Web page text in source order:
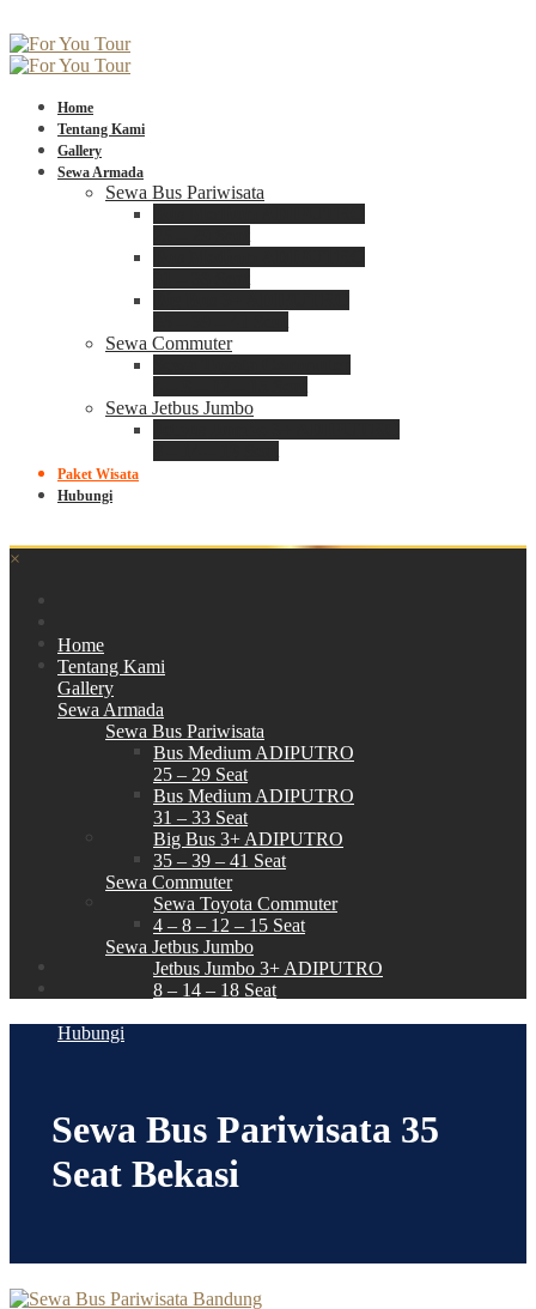
Home
Tentang Kami
Gallery
Sewa Armada
Sewa Bus Pariwisata
Sewa Commuter
Sewa Jetbus Jumbo
Paket Wisata
Hubungi
×
Home
Tentang Kami
Gallery
Sewa Armada
Sewa Bus Pariwisata
Bus Medium ADIPUTRO
25 – 29 Seat
Bus Medium ADIPUTRO
31 – 33 Seat
Big Bus 3+ ADIPUTRO
35 – 39 – 41 Seat
Sewa Commuter
Sewa Toyota Commuter
4 – 8 – 12 – 15 Seat
Sewa Jetbus Jumbo
Jetbus Jumbo 3+ ADIPUTRO
8 – 14 – 18 Seat
Hubungi
Sewa Bus Pariwisata 35
Seat Bekasi